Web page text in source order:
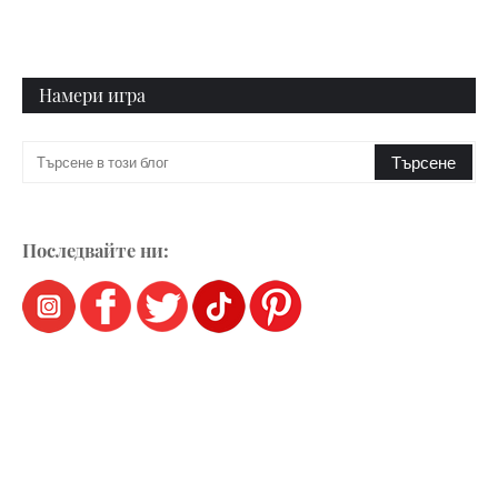
Намери игра
Последвайте ни: